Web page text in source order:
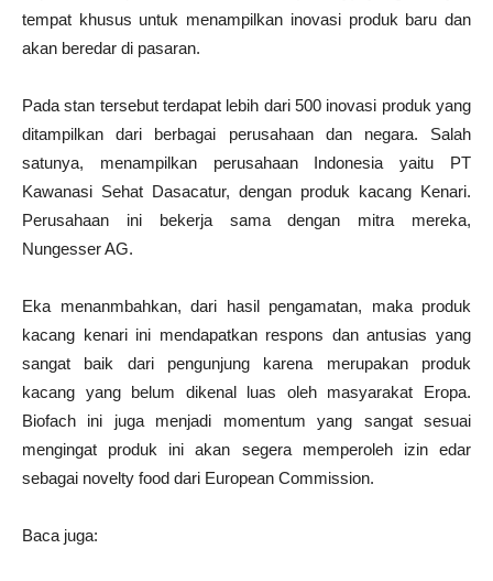
tempat khusus untuk menampilkan inovasi produk baru dan
akan beredar di pasaran.
Pada stan tersebut terdapat lebih dari 500 inovasi produk yang
ditampilkan dari berbagai perusahaan dan negara. Salah
satunya, menampilkan perusahaan Indonesia yaitu PT
Kawanasi Sehat Dasacatur, dengan produk kacang Kenari.
Perusahaan ini bekerja sama dengan mitra mereka,
Nungesser AG.
Eka menanmbahkan, dari hasil pengamatan, maka produk
kacang kenari ini mendapatkan respons dan antusias yang
sangat baik dari pengunjung karena merupakan produk
kacang yang belum dikenal luas oleh masyarakat Eropa.
Biofach ini juga menjadi momentum yang sangat sesuai
mengingat produk ini akan segera memperoleh izin edar
sebagai novelty food dari European Commission.
Baca juga: